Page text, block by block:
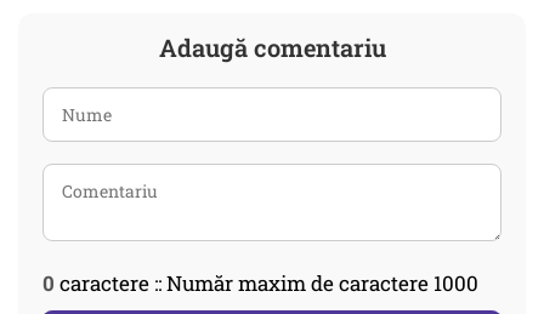
Adaugă comentariu
0 caractere :: Număr maxim de caractere 1000